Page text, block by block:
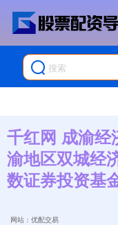
千红网 成渝
渝地区双城经
数证券投资基
网站：优配交易